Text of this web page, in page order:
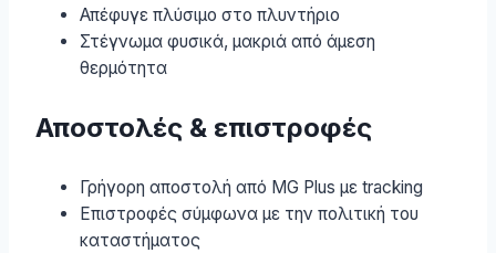
Απέφυγε πλύσιμο στο πλυντήριο
Στέγνωμα φυσικά, μακριά από άμεση
θερμότητα
Αποστολές & επιστροφές
Γρήγορη αποστολή από MG Plus με tracking
Επιστροφές σύμφωνα με την πολιτική του
καταστήματος